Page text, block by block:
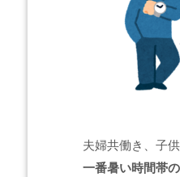
夫婦共働き、子
一番暑い時間帯